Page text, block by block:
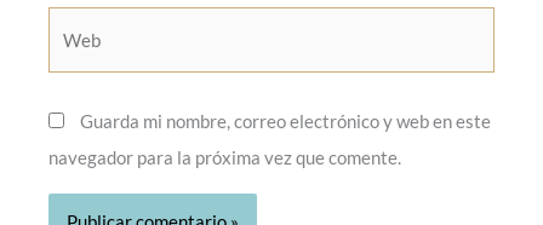
Guarda mi nombre, correo electrónico y web en este
navegador para la próxima vez que comente.